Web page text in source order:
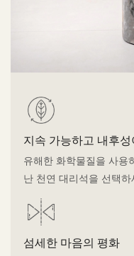
지속 가능하고 내후
유해한 화학물질을 사용
난 천연 대리석을 선택하
섬세한 마음의 평화